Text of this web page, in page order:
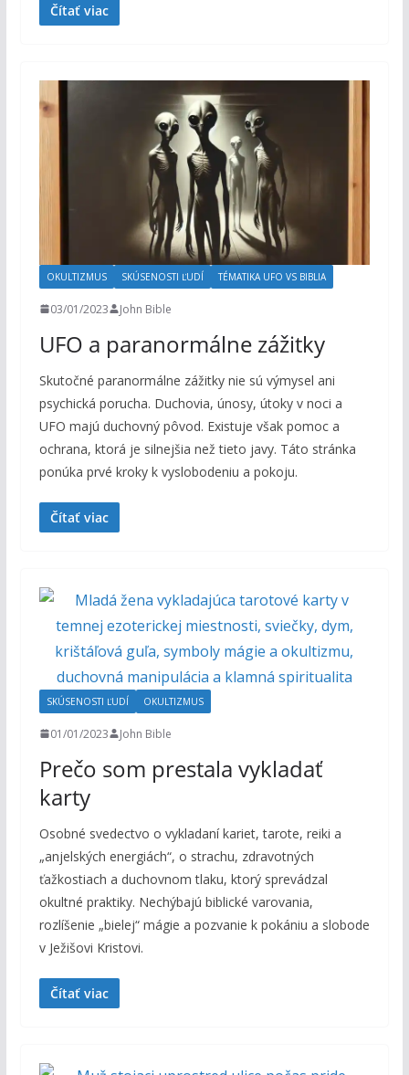
Čítať viac
OKULTIZMUS SKÚSENOSTI ĽUDÍ TÉMATIKA UFO VS BIBLIA
03/01/2023 John Bible
UFO a paranormálne zážitky
Skutočné paranormálne zážitky nie sú výmysel ani
psychická porucha. Duchovia, únosy, útoky v noci a
UFO majú duchovný pôvod. Existuje však pomoc a
ochrana, ktorá je silnejšia než tieto javy. Táto stránka
ponúka prvé kroky k vyslobodeniu a pokoju.
Čítať viac
SKÚSENOSTI ĽUDÍ OKULTIZMUS
01/01/2023 John Bible
Prečo som prestala vykladať
karty
Osobné svedectvo o vykladaní kariet, tarote, reiki a
„anjelských energiách“, o strachu, zdravotných
ťažkostiach a duchovnom tlaku, ktorý sprevádzal
okultné praktiky. Nechýbajú biblické varovania,
rozlíšenie „bielej“ mágie a pozvanie k pokániu a slobode
v Ježišovi Kristovi.
Čítať viac